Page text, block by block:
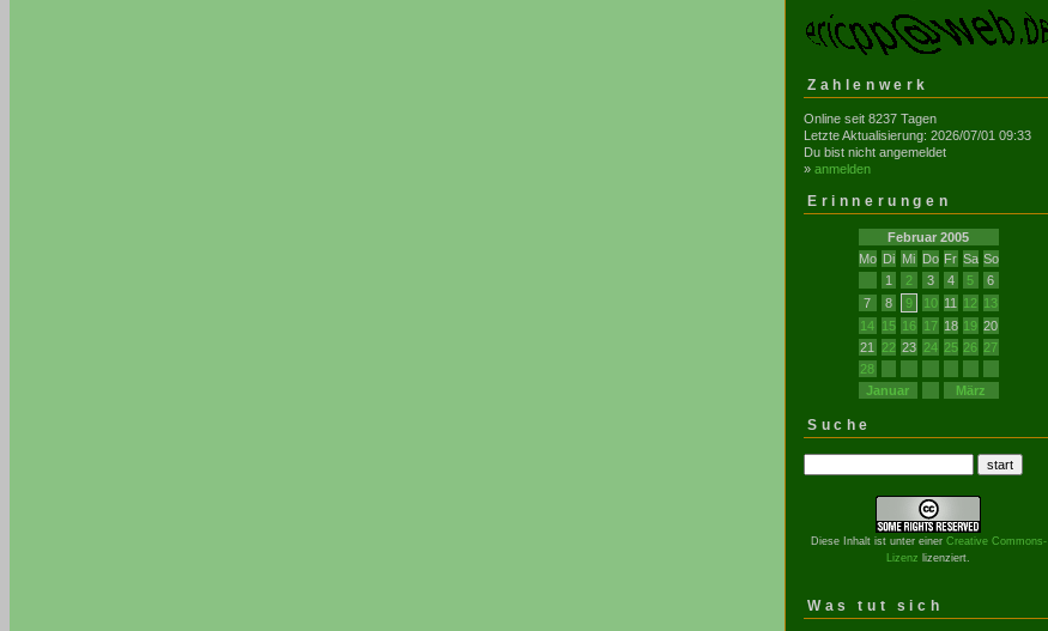
Zahlenwerk
Online seit 8237 Tagen
Letzte Aktualisierung: 2026/07/01 09:33
Du bist nicht angemeldet
» anmelden
Erinnerungen
Februar 2005
Mo Di Mi Do Fr Sa So
1
2 3 4 5
6
7
8 9 10 11 12 13
14 15 16 17 18 19 20
21
22 23 24 25 26 27
28
Januar
März
Suche
Diese Inhalt ist unter einer Creative Commons-
Lizenz lizenziert.
Was tut sich